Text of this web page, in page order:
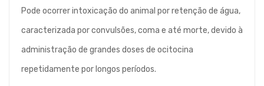
Pode ocorrer intoxicação do animal por retenção de água,
caracterizada por convulsões, coma e até morte, devido à
administração de grandes doses de ocitocina
repetidamente por longos períodos.